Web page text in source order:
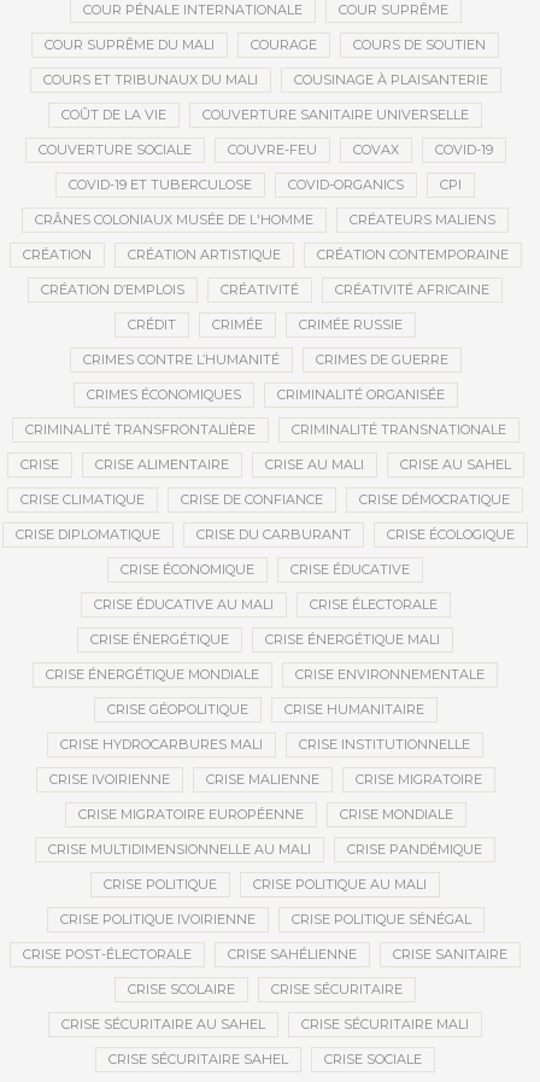
COUR PÉNALE INTERNATIONALE COUR SUPRÊME
COUR SUPRÊME DU MALI COURAGE COURS DE SOUTIEN
COURS ET TRIBUNAUX DU MALI COUSINAGE À PLAISANTERIE
COÛT DE LA VIE COUVERTURE SANITAIRE UNIVERSELLE
COUVERTURE SOCIALE COUVRE-FEU COVAX COVID-19
COVID-19 ET TUBERCULOSE COVID-ORGANICS CPI
CRÂNES COLONIAUX MUSÉE DE L'HOMME CRÉATEURS MALIENS
CRÉATION CRÉATION ARTISTIQUE CRÉATION CONTEMPORAINE
CRÉATION D’EMPLOIS CRÉATIVITÉ CRÉATIVITÉ AFRICAINE
CRÉDIT CRIMÉE CRIMÉE RUSSIE
CRIMES CONTRE L’HUMANITÉ CRIMES DE GUERRE
CRIMES ÉCONOMIQUES CRIMINALITÉ ORGANISÉE
CRIMINALITÉ TRANSFRONTALIÈRE CRIMINALITÉ TRANSNATIONALE
CRISE CRISE ALIMENTAIRE CRISE AU MALI CRISE AU SAHEL
CRISE CLIMATIQUE CRISE DE CONFIANCE CRISE DÉMOCRATIQUE
CRISE DIPLOMATIQUE CRISE DU CARBURANT CRISE ÉCOLOGIQUE
CRISE ÉCONOMIQUE CRISE ÉDUCATIVE
CRISE ÉDUCATIVE AU MALI CRISE ÉLECTORALE
CRISE ÉNERGÉTIQUE CRISE ÉNERGÉTIQUE MALI
CRISE ÉNERGÉTIQUE MONDIALE CRISE ENVIRONNEMENTALE
CRISE GÉOPOLITIQUE CRISE HUMANITAIRE
CRISE HYDROCARBURES MALI CRISE INSTITUTIONNELLE
CRISE IVOIRIENNE CRISE MALIENNE CRISE MIGRATOIRE
CRISE MIGRATOIRE EUROPÉENNE CRISE MONDIALE
CRISE MULTIDIMENSIONNELLE AU MALI CRISE PANDÉMIQUE
CRISE POLITIQUE CRISE POLITIQUE AU MALI
CRISE POLITIQUE IVOIRIENNE CRISE POLITIQUE SÉNÉGAL
CRISE POST-ÉLECTORALE CRISE SAHÉLIENNE CRISE SANITAIRE
CRISE SCOLAIRE CRISE SÉCURITAIRE
CRISE SÉCURITAIRE AU SAHEL CRISE SÉCURITAIRE MALI
CRISE SÉCURITAIRE SAHEL CRISE SOCIALE